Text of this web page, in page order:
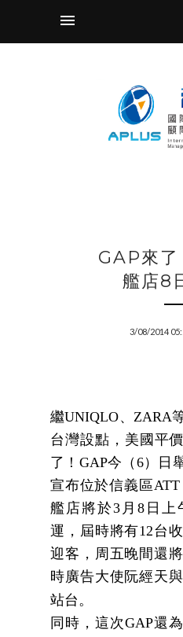
GAP來了
艦店8
3/08/2014
繼UNIQLO、ZARA
台灣設點，美國平
了！ GAP今（ 6）日
宣布位於信義區ATT
艦店將於3 月 8 日上
運，屆時將有12台
迎客，周五晚間還
時廣告大使阮經天
站台。
同時，這次GAP還